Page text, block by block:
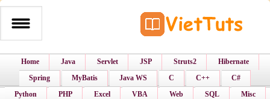
Home Java Servlet JSP Struts2
Hibernate
Spring
MyBatis Java WS C C++
C#
Python
PHP Excel VBA Web SQL Misc